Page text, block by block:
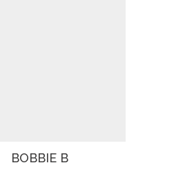
est : 184€.
BOBBIE B